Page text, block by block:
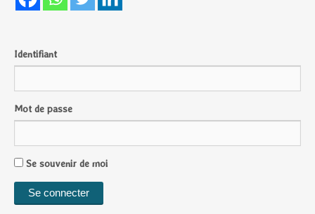
Identifiant
Mot de passe
Se souvenir de moi